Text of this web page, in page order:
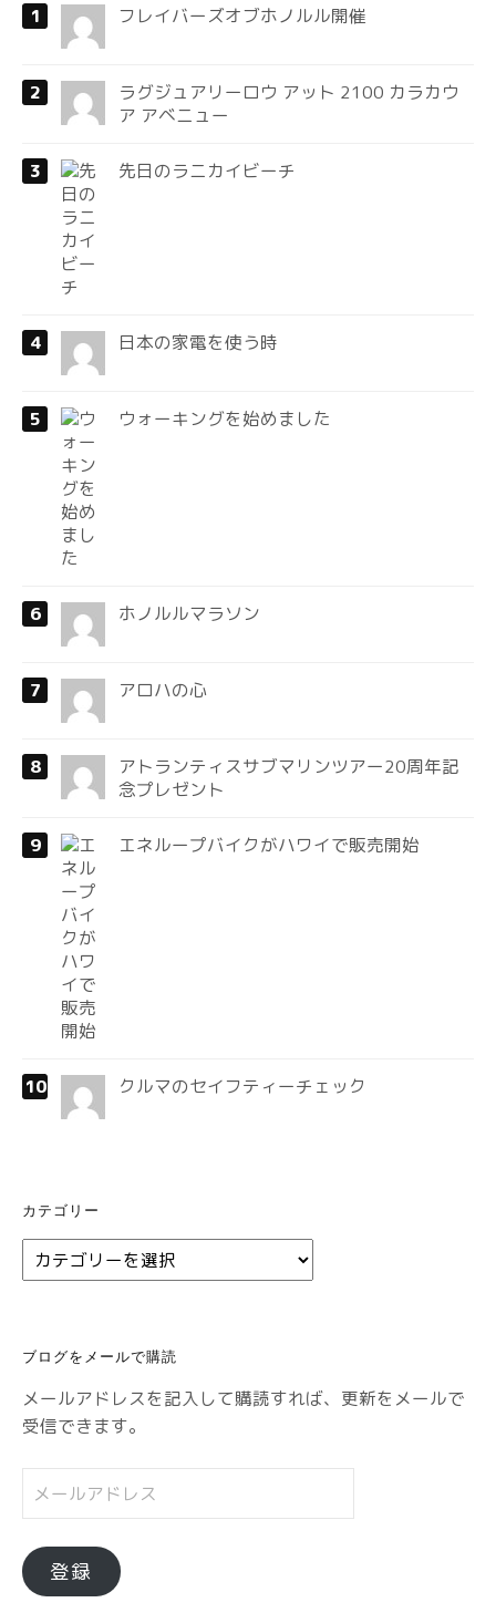
フレイバーズオブホノルル開催
ラグジュアリーロウ アット 2100 カラカウ
ア アベニュー
先日のラニカイビーチ
日本の家電を使う時
ウォーキングを始めました
ホノルルマラソン
アロハの心
アトランティスサブマリンツアー20周年記
念プレゼント
エネループバイクがハワイで販売開始
クルマのセイフティーチェック
カテゴリー
カ
テ
ー
ブログをメールで購読
メールアドレスを記入して購読すれば、更新をメールで
受信できます。
ー
ア
ド
登録